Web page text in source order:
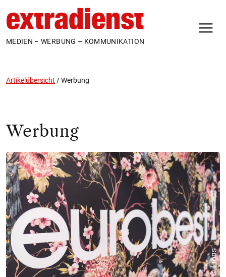
MEDIEN – WERBUNG – KOMMUNIKATION
Artikelübersicht /Werbung
Werbung
© Lions